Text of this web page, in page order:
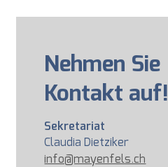
Nehmen Sie
Kontakt auf!
Sekretariat
Claudia Dietziker
info@mayenfels.ch